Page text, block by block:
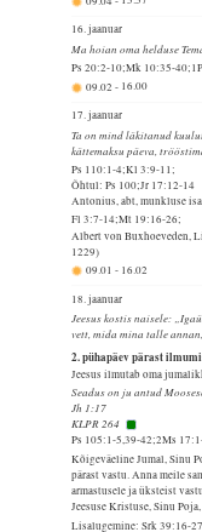
16. jaanuar
Ma hoian oma helduse
Ps 20:2-10;Mk 10:35-
09.02- 16.00
17. jaanuar
Ta on mind läkitanud
kättemaksu päeva,
Ps 110:1-4;Kl 3:9-11;
Õhtul: Ps 100;Jr 17:12-14
Antonius, abt, munkluse
Fl 3:7-14;Mt 19:16-26;
Albert von Buxhoeveden,
1229)
09.01- 16.02
18. jaanuar
Jeesus kostis naisele:
vett, mida mina talle
2. pühapäev pärast
Jeesus ilmutab oma
Seadus on ju antud
Jh 1:17
KLPR 264
Ps 105:1-5,39-42;2Ms
Kõigeväeline Jumal, Sinu
pärast vastu. Anna meile
armastusele ja üksteist
Jeesuse Kristuse, Sinu
Lisalugemine: Srk 39:16-